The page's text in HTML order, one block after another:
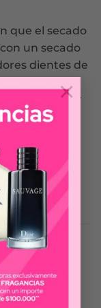
×
que el secado
un secado
dientes de
de flujo
para eliminar